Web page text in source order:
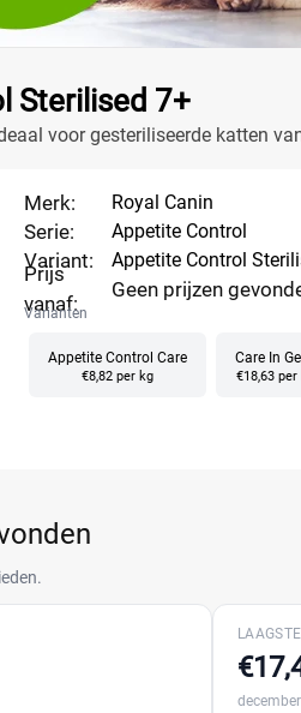
Sterilised 7+
voor gesteriliseerde katten
Merk:
Serie:
Variant:
Prijs
vanaf:
Royal Canin
Appetite Control
Appetite Control
Geen prijzen
Varianten
Appetite Control Care
€8,82 per kg
Care In
€18,63 per